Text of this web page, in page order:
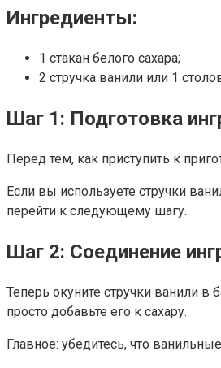
Ингредиенты:
1 стакан белого сахара;
2 стручка ванили или 1
Шаг 1: Подготовка
Перед тем, как приступить к
Если вы используете стручки
перейти к следующему шагу.
Шаг 2: Соединение
Теперь окуните стручки ванили в
просто добавьте его к сахару.
Главное: убедитесь, что